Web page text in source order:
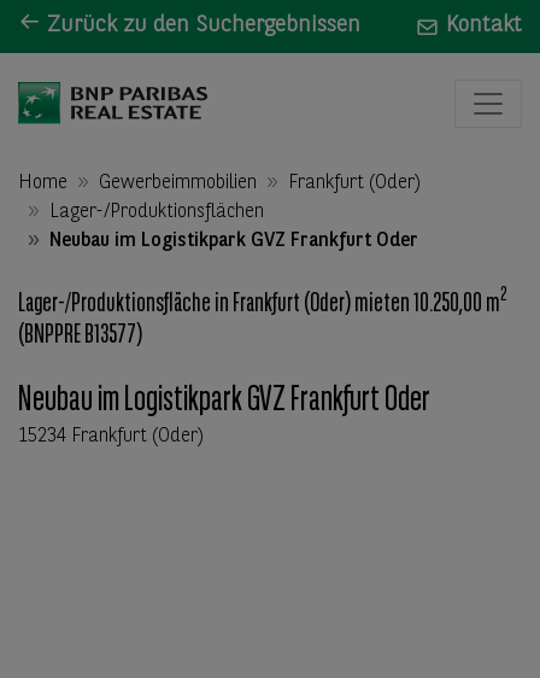
Zurück zu den Suchergebnissen Kontakt
Home Gewerbeimmobilien
Frankfurt (Oder)
Lager-/Produktionsflächen
Neubau im Logistikpark GVZ Frankfurt Oder
Lager-/Produktionsfläche in Frankfurt (Oder) mieten 10.250,00 m2
(BNPPRE B13577)
Neubau im Logistikpark GVZ Frankfurt Oder
15234 Frankfurt (Oder)